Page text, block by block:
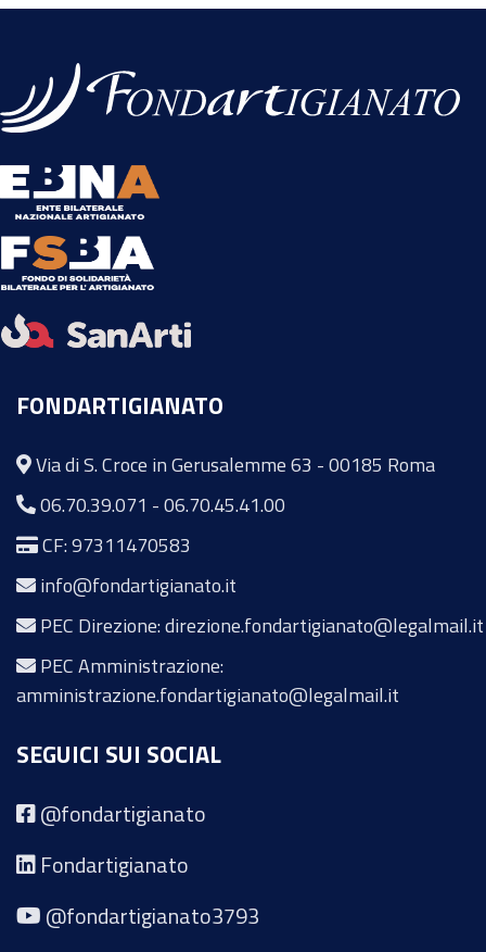
FONDARTIGIANATO
Via di S. Croce in Gerusalemme 63 - 00185 Roma
06.70.39.071 -06.70.45.41.00
CF: 97311470583
info@fondartigianato.it
PEC Direzione: direzione.fondartigianato@legalmail.it
PEC Amministrazione:
amministrazione.fondartigianato@legalmail.it
SEGUICI SUI SOCIAL
@fondartigianato
Fondartigianato
@fondartigianato3793